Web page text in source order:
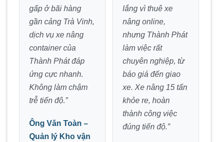
gấp ở bãi hàng
gần cảng Trà Vinh,
dịch vụ xe nâng
container của
Thành Phát đáp
ứng cực nhanh.
Không làm chậm
trễ tiến độ.”
Ông Văn Toàn –
Quản lý Kho vận
lắng vì thuê xe
nâng online,
nhưng Thành Phát
làm việc rất
chuyên nghiệp, từ
báo giá đến giao
xe. Xe nâng 15 tấn
khỏe re, hoàn
thành công việc
đúng tiến độ.”